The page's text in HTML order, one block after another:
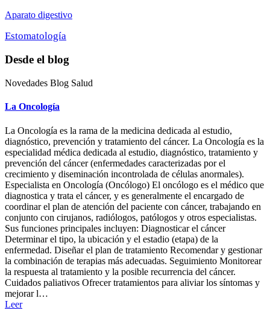
Aparato digestivo
Estomatología
Desde el blog
Novedades Blog Salud
La Oncología
La Oncología es la rama de la medicina dedicada al estudio,
diagnóstico, prevención y tratamiento del cáncer. La Oncología es la
especialidad médica dedicada al estudio, diagnóstico, tratamiento y
prevención del cáncer (enfermedades caracterizadas por el
crecimiento y diseminación incontrolada de células anormales).
Especialista en Oncología (Oncólogo) El oncólogo es el médico que
diagnostica y trata el cáncer, y es generalmente el encargado de
coordinar el plan de atención del paciente con cáncer, trabajando en
conjunto con cirujanos, radiólogos, patólogos y otros especialistas.
Sus funciones principales incluyen: Diagnosticar el cáncer
Determinar el tipo, la ubicación y el estadio (etapa) de la
enfermedad. Diseñar el plan de tratamiento Recomendar y gestionar
la combinación de terapias más adecuadas. Seguimiento Monitorear
la respuesta al tratamiento y la posible recurrencia del cáncer.
Cuidados paliativos Ofrecer tratamientos para aliviar los síntomas y
mejorar l…
Leer